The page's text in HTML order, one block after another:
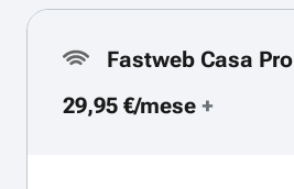
Fastweb Casa Pro
29,95 €/mese +